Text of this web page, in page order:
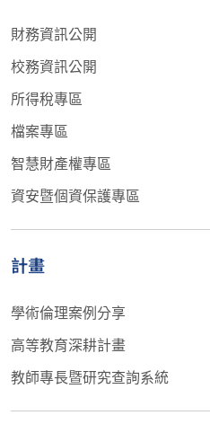
財務資訊公開
校務資訊公開
所得稅專區
檔案專區
智慧財產權專區
資安暨個資保護專區
計畫
學術倫理案例分享
高等教育深耕計畫
教師專長暨研究查詢系統